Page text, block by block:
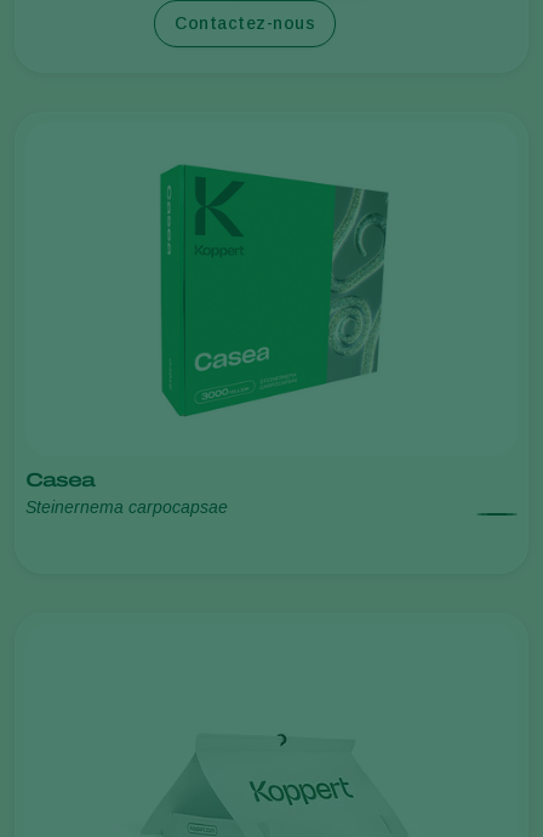
Casea
Steinernema carpocapsae
Contactez-nous